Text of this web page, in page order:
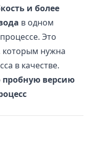
и более
в одном
Это
которым нужна
в качестве.
пробную версию